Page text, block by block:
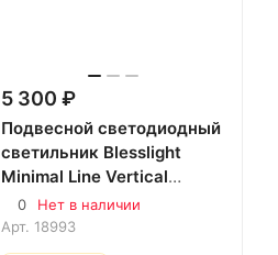
5 300 ₽
Подвесной светодиодный
светильник Blesslight
Minimal Line Vertical
18993 золото 730 мм
0
Нет в наличии
Арт. 18993